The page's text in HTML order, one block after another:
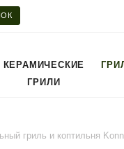
КЕРАМИЧЕСКИЕ
ГРИЛИ
гриль и коптильня